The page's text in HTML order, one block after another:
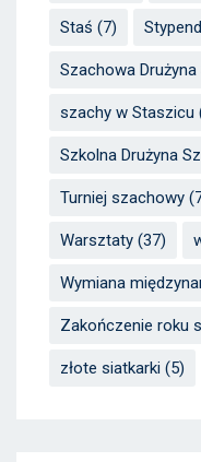
Staś (7)
Szachowa
szachy w Staszicu
Szkolna Drużyna
Turniej szachowy
Warsztaty (37)
Wymiana
Zakończenie roku
złote siatkarki (5)